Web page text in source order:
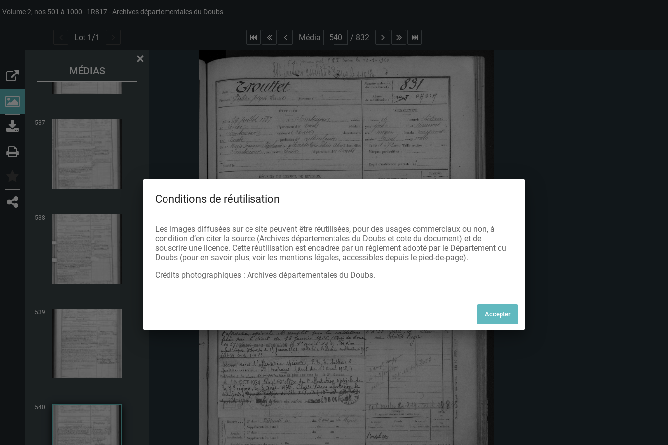
Volume 2, nos 501 à 1000 1R817 Archives départementales du Doubs
Lot 1 /1 Média / 832
MÉDIAS
×
537
538
539
540
Conditions de réutilisation
Les images diffusées sur ce site peuvent être réutilisées, pour des usages commerciaux ou non, à
condition d’en citer la source (Archives départementales du Doubs et cote du document) et de
souscrire une licence. Cette réutilisation est encadrée par un règlement adopté par le Département du
Doubs (pour en savoir plus, voir les mentions légales, accessibles depuis le pied-de-page).
Crédits photographiques : Archives départementales du Doubs.